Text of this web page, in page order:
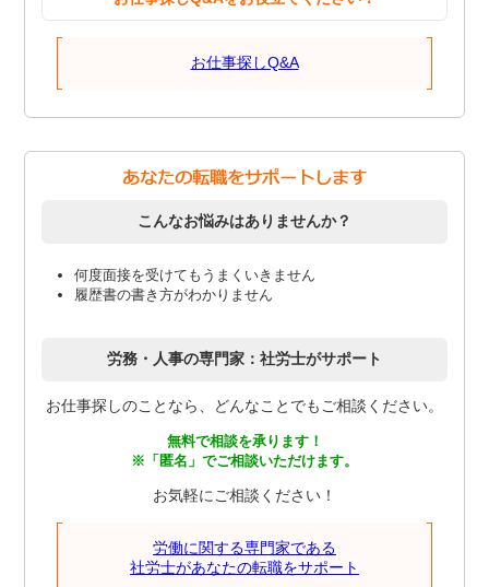
お仕事探しQ&A
こんなお悩みはありませんか？
何度面接を受けてもうまくいきません
履歴書の書き方がわかりません
労務・人事の専門家：社労士がサポート
お仕事探しのことなら、どんなことでもご相談ください。
無料で相談を承ります！
※「匿名」でご相談いただけます。
お気軽にご相談ください！
労働に関する専門家である
社労士があなたの転職をサポート